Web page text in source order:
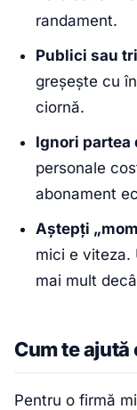
randament.
Publici sau
greșește cu
ciornă.
Ignori partea
personale
abonament
Aștepți
mici e viteza.
mai mult
Cum te
Pentru o firmă